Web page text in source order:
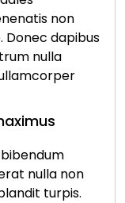
non
Donec dapibus
nulla
nulla non
turpis.